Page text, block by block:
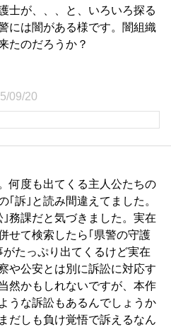
士が、、、と、いろいろ探る
には闇がある様です。闇組織
たのだろうか？
09/20
何度も出てくる主人公たちの
｢訴｣と読み間違えてました。
｣務課だと気づきました。実在
せて検索したら｢県警の守護
たっぷり出てくるけど実在
や公安とは別に訴訟に対応す
然かもしれないですが、本作
うな訴訟もあるんでしょうか
だしも負け覚悟で訴えるなん